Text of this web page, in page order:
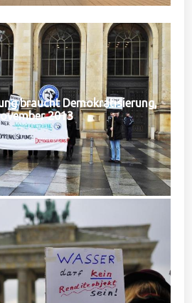
braucht Demokratisierung,
2013